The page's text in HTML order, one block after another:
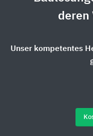
deren
Unser kompetentes